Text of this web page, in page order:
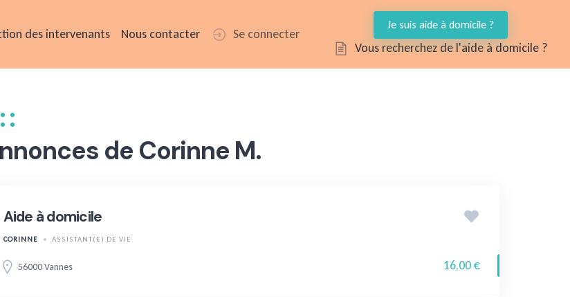
des intervenants Nous contacter Se connecter
Je suis aide à domicile ?
Vous recherchez de l'aide à domicile ?
de Corinne M.
Aide à domicile
CORINNE ASSISTANT(E) DE VIE
56000 Vannes 16,00 €